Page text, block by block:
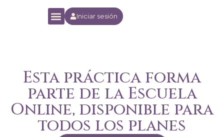
Iniciar sesión
Esta práctica forma
parte de la Escuela
Online, disponible para
todos los planes